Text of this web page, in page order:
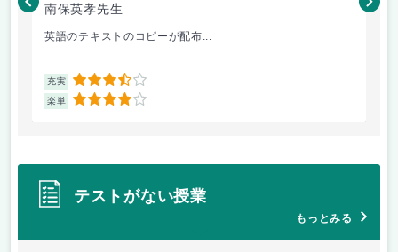
南保英孝先生
英語のテキストのコピーが配布...
充実 3.5
楽単 4
渡
テストがない授業
もっとみる